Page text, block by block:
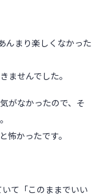
んまり楽しくなかった
ませんでした。
がなかったので、そ
怖かったです。
て「このままでいい